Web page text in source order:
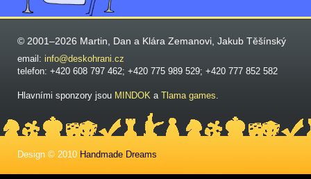
© 2001–2026 Martin, Dan a Klára Zemanovi, Jakub Těšínský
email: info@deskohrani.cz
telefon: +420 608 797 462; +420 775 989 529; +420 777 852 582
Hlavními sponzory jsou MINDOK a Tlama games.
Design © 2010 Handmade Dreams